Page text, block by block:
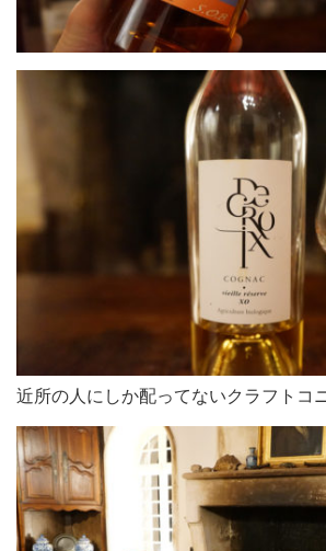
近所の人にしか配ってないクラフトコ